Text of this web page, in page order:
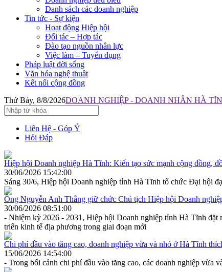
Danh sách các doanh nghiệp
Tin tức - Sự kiện
Hoạt động Hiệp hội
Đối tác – Hợp tác
Đào tạo nguồn nhân lực
Việc làm – Tuyển dụng
Pháp luật đời sống
Văn hóa nghệ thuật
Kết nối cộng đồng
Thứ Bảy, 8/8/2026DOANH NGHIỆP - DOANH NHÂN HÀ
Liên Hệ - Góp Ý
Hỏi Đáp
Hiệp hội Doanh nghiệp Hà Tĩnh: Kiến tạo sức mạnh cộng đồng,
30/06/2026 15:42:00
Sáng 30/6, Hiệp hội Doanh nghiệp tỉnh Hà Tĩnh tổ chức Đại hội
Ông Nguyễn Anh Thắng giữ chức Chủ tịch Hiệp hội Doanh
30/06/2026 08:51:00
- Nhiệm kỳ 2026 - 2031, Hiệp hội Doanh nghiệp tỉnh Hà Tĩnh đặt
triển kinh tế địa phương trong giai đoạn mới
Chi phí đầu vào tăng cao, doanh nghiệp vừa và nhỏ ở Hà Tĩnh
15/06/2026 14:54:00
- Trong bối cảnh chi phí đầu vào tăng cao, các doanh nghiệp vừa